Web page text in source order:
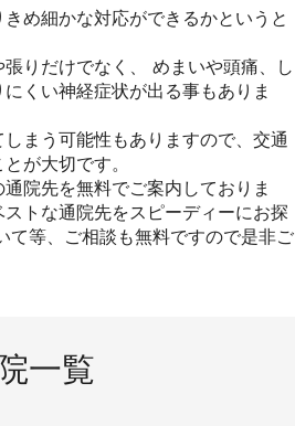
め細かな対応ができるかというと
りだけでなく、 めまいや頭痛、し
くい神経症状が出る事もありま
まう可能性もありますので、交通
が大切です。
院先を無料でご案内しておりま
トな通院先をスピーディーにお探
て等、ご相談も無料ですので是非ご
一覧